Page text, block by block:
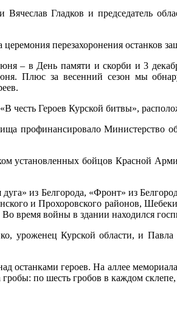
Гладков и председатель
перезахоронения останков
– в День памяти и скорби и 3
Плюс за весенний сезон мы
честь Героев Курской битвы»,
профинансировало
установленных бойцов Красной
из Белгорода, «Фронт» из
и Прохоровского районов,
время войны в здании находился
уроженец Курской области, и
останками героев. На аллее
по шесть гробов в каждом